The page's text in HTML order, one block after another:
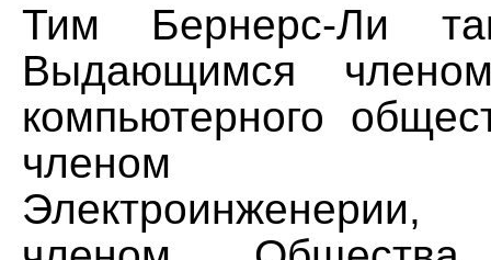
Тим Бернерс-Ли
Выдающимся
компьютерного
членом